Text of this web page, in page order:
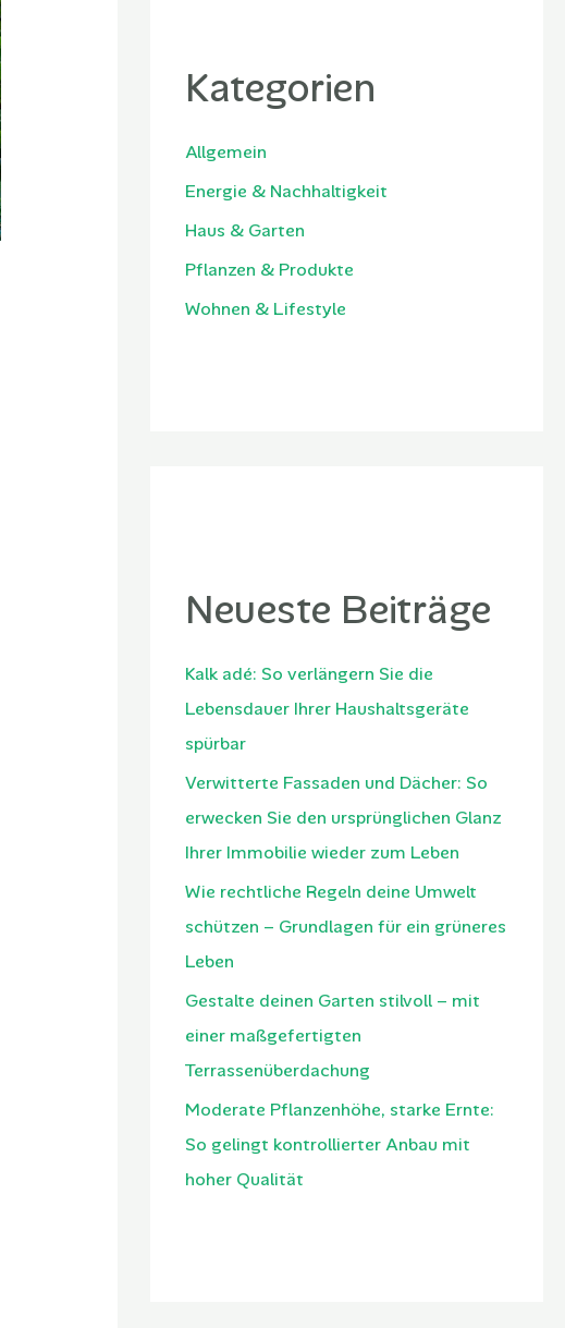
Kategorien
Allgemein
Energie & Nachhaltigkeit
Haus & Garten
Pflanzen & Produkte
Wohnen & Lifestyle
Neueste Beiträge
Kalk adé: So verlängern Sie die
Lebensdauer Ihrer Haushaltsgeräte
spürbar
Verwitterte Fassaden und Dächer: So
erwecken Sie den ursprünglichen Glanz
Ihrer Immobilie wieder zum Leben
Wie rechtliche Regeln deine Umwelt
schützen – Grundlagen für ein grüneres
Leben
Gestalte deinen Garten stilvoll – mit
einer maßgefertigten
Terrassenüberdachung
Moderate Pflanzenhöhe, starke Ernte:
So gelingt kontrollierter Anbau mit
hoher Qualität